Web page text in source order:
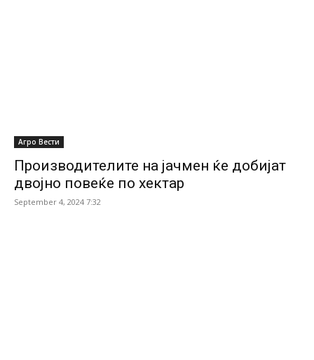
Агро Вести
Производителите на јачмен ќе добијат
двојно повеќе по хектар
September 4, 2024 7:32